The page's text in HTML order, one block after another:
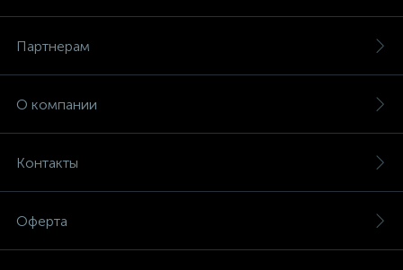
Партнерам
О компании
Контакты
Оферта